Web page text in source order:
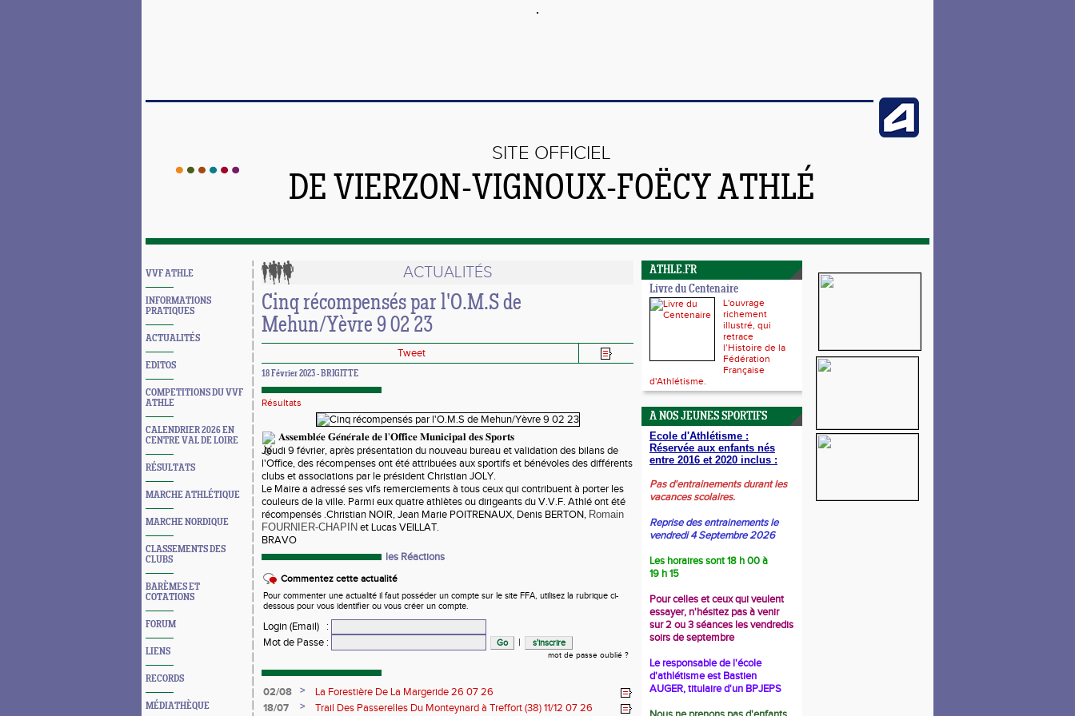
SITE OFFICIEL
DE VIERZON-VIGNOUX-FOËCY ATHLÉ
VVF ATHLE
INFORMATIONS
PRATIQUES
ACTUALITÉS
EDITOS
COMPETITIONS DU VVF
ATHLE
CALENDRIER 2026 EN
CENTRE VAL DE LOIRE
RÉSULTATS
MARCHE ATHLÉTIQUE
MARCHE NORDIQUE
CLASSEMENTS DES
CLUBS
BARÈMES ET
COTATIONS
FORUM
LIENS
RECORDS
MÉDIATHÈQUE
ACTUALITÉS
Cinq récompensés par l'O.M.S de
Mehun/Yèvre 9 02 23
Tweet
18 Février 2023 - BRIGITTE
Résultats
𝐀𝐬𝐬𝐞𝐦𝐛𝐥𝐞́𝐞 𝐆𝐞́𝐧𝐞́𝐫𝐚𝐥𝐞 𝐝𝐞 𝐥'𝐎𝐟𝐟𝐢𝐜𝐞 𝐌𝐮𝐧𝐢𝐜𝐢𝐩𝐚𝐥 𝐝𝐞𝐬 𝐒𝐩𝐨𝐫𝐭𝐬
Jeudi 9 février, après présentation du nouveau bureau et validation des bilans de
l'Office, des récompenses ont été attribuées aux sportifs et bénévoles des différents
clubs et associations par le président Christian JOLY.
Le Maire a adressé ses vifs remerciements à tous ceux qui contribuent à porter les
couleurs de la ville. Parmi eux quatre athlètes ou dirigeants du V.V.F. Athlé ont été
récompensés .Christian NOIR, Jean Marie POITRENAUX, Denis BERTON, Romain
FOURNIER-CHAPIN et Lucas VEILLAT.
BRAVO
les Réactions
Commentez cette actualité
Pour commenter une actualité il faut posséder un compte sur le site FFA, utilisez la rubrique ci-
dessous pour vous identifier ou vous créer un compte.
Login (Email)
:
Mot de Passe : |
mot de passe oublié ?
02/08 >
La Forestière De La Margeride 26 07 26
18/07
>
Trail Des Passerelles Du Monteynard à Treffort (38) 11/12 07 26
ATHLE.FR
Livre du Centenaire
L'ouvrage
richement
illustré, qui
retrace
l’Histoire de la
Fédération
Française
d'Athlétisme.
A NOS JEUNES SPORTIFS
Ecole d'Athlétisme :
Réservée aux enfants nés
entre 2016 et 2020 inclus :
Pas d'entrainements durant les
vacances scolaires.
Reprise des entrainements le
vendredi 4 Septembre 2026
Les horaires sont 18 h 00 à
19 h 15
Pour celles et ceux qui veulent
essayer, n'hésitez pas à venir
sur 2 ou 3 séances les vendredis
soirs de septembre
Le responsable de l'école
d'athlétisme est Bastien
AUGER, titulaire d'un BPJEPS